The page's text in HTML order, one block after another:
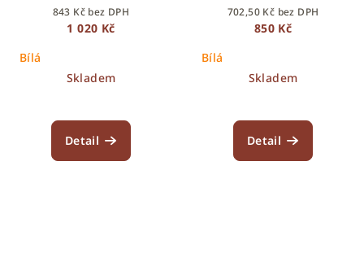
843 Kč bez DPH
1 020 Kč
Bílá
Skladem
Detail
702,50 Kč bez DPH
850 Kč
Bílá
Skladem
Detail